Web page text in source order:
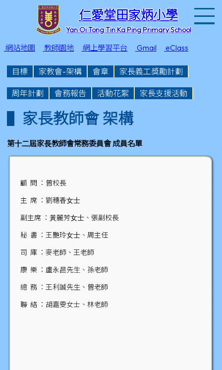
仁愛堂田家炳小學
Yan Oi Tong Tin Ka Ping Primary School
網站地圖 教師園地 網上學習平台 Gmail eClass
目標 家教會-架構 會章 家長義工獎勵計劃
周年計劃 會務報告 活動花絮 家長支援活動
家長教師會 架構
第⼗⼆屆家⾧教師會常務委員會 成員名單
顧 問 ：曾校長
主 席 ：劉穗⾹⼥⼠
副主席 ：⿈麗芳⼥⼠、張副校長
秘 書 ：王艷玲⼥⼠、周主任
司 庫 ：麥老師、王老師
康 樂 ：盧永昌先生、孫老師
總 務 ：王利誠先⽣、曾老師
聯 絡 ：胡嘉雯女士、林老師